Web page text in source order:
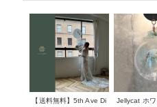
１１０００円以上
NEW YORK MIND - ニュー
※コンフェッティバルーン -
企業・法人様
ウェディングコンフェッティ
実店舗について -大阪 堀江店
センター店・沖縄 嘉手納基地
【送料無料】5th Ave Di
Jellycat ホ